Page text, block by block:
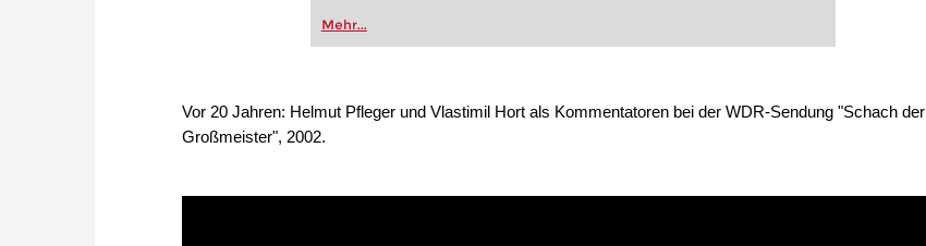
Mehr...
Vor 20 Jahren: Helmut Pfleger und Vlastimil Hort als Kommentatoren bei der WDR-Sendung "Schach der
Großmeister", 2002.